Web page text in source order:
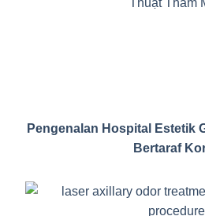
Pengenalan Hospital Estetik
Bertaraf